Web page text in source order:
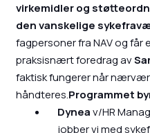
virkemidler og
den vanskelige
fagpersoner fra NAV og får
praksisnært foredrag av
faktisk fungerer når
håndteres.Programmet
Dyneav/HR
jobber vi med